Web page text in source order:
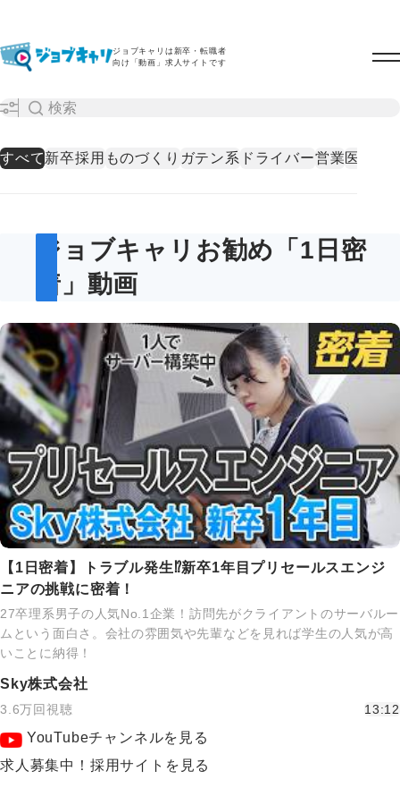
ジョブキャリは新卒・転職者
向け「動画」求人サイトです
すべて新卒採用 ものづくり ガテン系 ドライバー営業医療・
ジョブキャリお勧め「1日密
着」動画
【1日密着】トラブル発生⁉新卒1年目プリセールスエンジ
ニアの挑戦に密着！
27卒理系男子の人気No.1企業！訪問先がクライアントのサーバルー
ムという面白さ。会社の雰囲気や先輩などを見れば学生の人気が高
いことに納得！
Sky株式会社
3.6万回視聴 13:12
YouTubeチャンネルを見る
求人募集中！採用サイトを見る